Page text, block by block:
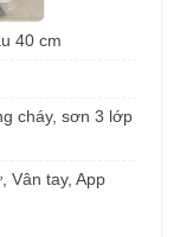
40 cm
cháy, sơn 3 lớp
Vân tay, App